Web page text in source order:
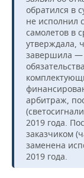
обратился в
не исполнил
самолетов в
утверждала,
завершила —
арбитраж,
2019 года.
заказчиком
заменена
2019 года.